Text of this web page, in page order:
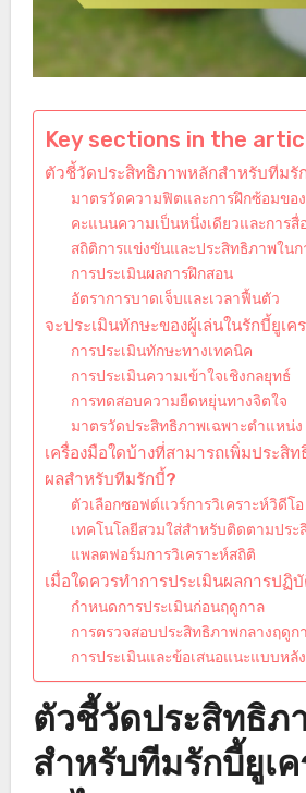
Key sections in the
ตัวชี้วัดประสิทธิภาพหลักสำหรับทีมรั
มาตรวัดความฟิตและการฝึกซ้อมขอ
คะแนนความเป็นหนึ่งเดียวและการสื่
สถิติการแข่งขันและประสิทธิภาพในก
การประเมินผลการฝึกสอน
อัตราการบาดเจ็บและเวลาฟื้นตัว
จะประเมินทักษะของผู้เล่นในรักบี้ยูเค
การประเมินทักษะทางเทคนิค
การประเมินความเข้าใจเชิงกลยุทธ์
การทดสอบความยืดหยุ่นทางจิตใจ
มาตรวัดประสิทธิภาพเฉพาะตำแหน่ง
เครื่องมือใดบ้างที่สามารถเพิ่มประสิ
ผลสำหรับทีมรักบี้?
ตัวเลือกซอฟต์แวร์การวิเคราะห์วิดีโอ
เทคโนโลยีสวมใส่สำหรับติดตามประ
แพลตฟอร์มการวิเคราะห์สถิติ
เมื่อใดควรทำการประเมินผลการปฏิ
กำหนดการประเมินก่อนฤดูกาล
การตรวจสอบประสิทธิภาพกลางฤดูก
การประเมินและข้อเสนอแนะแบบหลั
ตัวชี้วัดประสิทธิภ
สำหรับทีมรักบี้ยูเ